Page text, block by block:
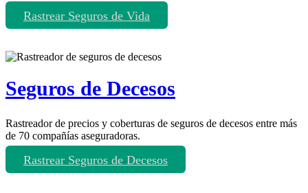
Rastrear Seguros de Vida
Seguros de Decesos
Rastreador de precios y coberturas de seguros de decesos entre más
de 70 compañías aseguradoras.
Rastrear Seguros de Decesos